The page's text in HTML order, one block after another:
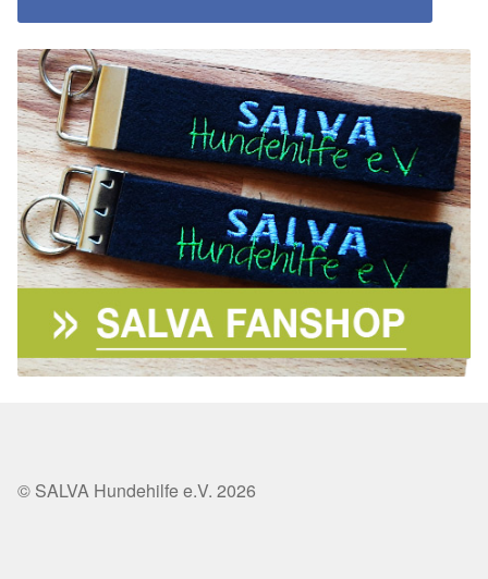
© SALVA Hundehilfe e.V. 2026